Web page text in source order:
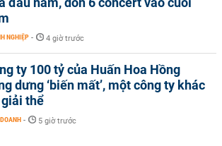
NGHIỆP - 4 giờ trước
ty 100 tỷ của Huấn Hoa Hồng
dưng ‘biến mất’, một công ty khác
thể
- 5 giờ trước